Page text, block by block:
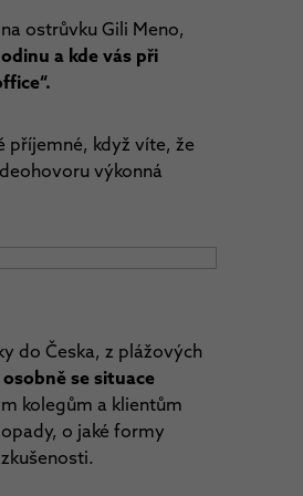
ostrůvku Gili Meno,
a kde vás při
příjemné, když víte, že
výkonná
do Česka, z plážových
se situace
kolegům a klientům
o jaké formy